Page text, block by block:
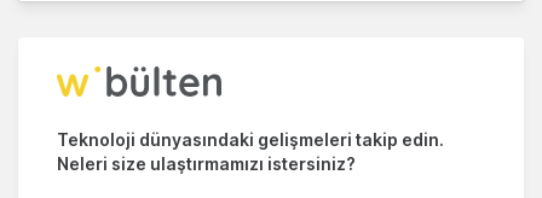
Teknoloji dünyasındaki gelişmeleri takip edin.
Neleri size ulaştırmamızı istersiniz?